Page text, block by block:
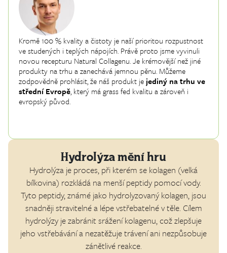
Kromě 100 % kvality a čistoty je naší prioritou rozpustnost
ve studených i teplých nápojích. Právě proto jsme vyvinuli
novou recepturu Natural Collagenu. Je krémovější než jiné
produkty na trhu a zanechává jemnou pěnu. Můžeme
zodpovědně prohlásit, že náš produkt je jediný na trhu ve
střední Evropě, který má grass fed kvalitu a zároveň i
evropský původ.
Hydrolýza mění hru
Hydrolýza je proces, při kterém se kolagen (velká
bílkovina) rozkládá na menší peptidy pomocí vody.
Tyto peptidy, známé jako hydrolyzovaný kolagen, jsou
snadněji stravitelné a lépe vstřebatelné v těle. Cílem
hydrolýzy je zabránit srážení kolagenu, což zlepšuje
jeho vstřebávání a nezatěžuje trávení ani nezpůsobuje
zánětlivé reakce.